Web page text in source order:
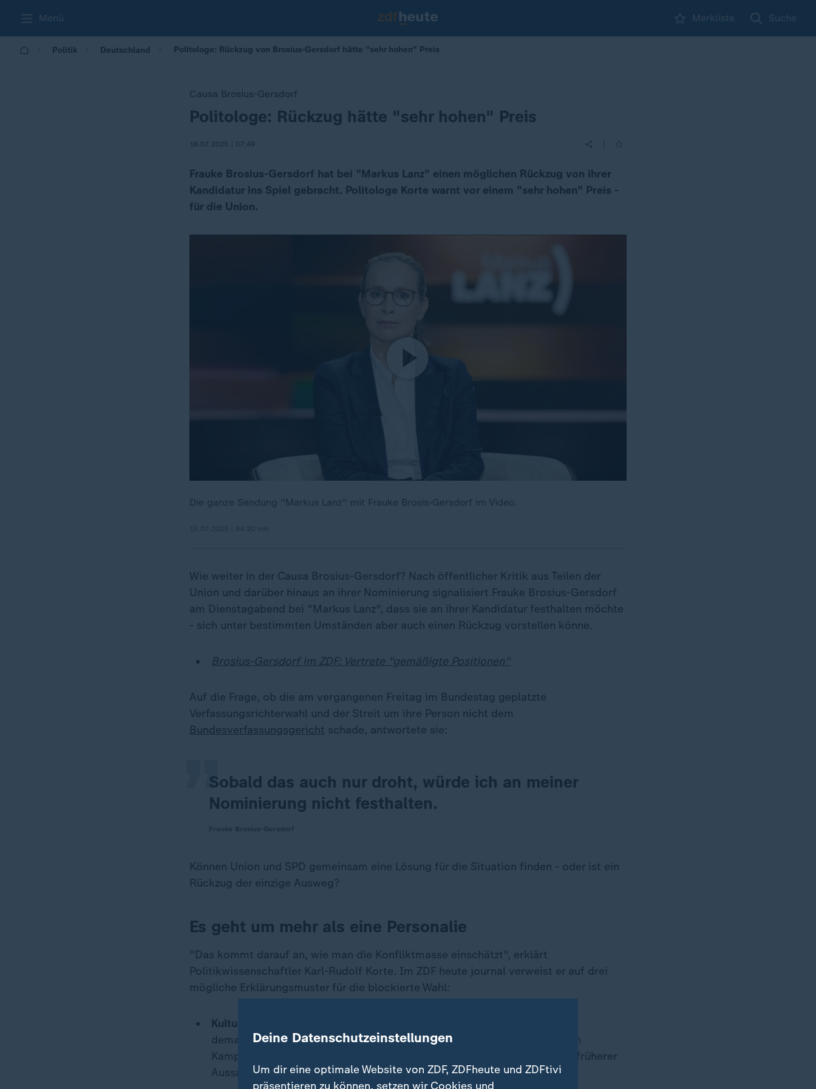
Menü Merkliste Suche
Politik Deutschland Politologe: Rückzug von Brosius-Gersdorf hätte "sehr hohen" Preis
Causa Brosius-Gersdorf
:Politologe: Rückzug hätte "sehr hohen" Preis
16.07.2025 | 07:49
Frauke Brosius-Gersdorf hat bei "Markus Lanz" einen möglichen Rückzug von ihrer
Kandidatur ins Spiel gebracht. Politologe Korte warnt vor einem "sehr hohen" Preis -
für die Union.
Die ganze Sendung "Markus Lanz" mit Frauke Brosis-Gersdorf im Video.
Wie weiter in der Causa Brosius-Gersdorf? Nach öffentlicher Kritik aus Teilen der
Union und darüber hinaus an ihrer Nominierung signalisiert Frauke Brosius-Gersdorf
am Dienstagabend bei "Markus Lanz", dass sie an ihrer Kandidatur festhalten möchte
- sich unter bestimmten Umständen aber auch einen Rückzug vorstellen könne.
Brosius-Gersdorf im ZDF: Vertrete "gemäßigte Positionen"
Auf die Frage, ob die am vergangenen Freitag im Bundestag geplatzte
Verfassungsrichterwahl und der Streit um ihre Person nicht dem
Bundesverfassungsgericht schade, antwortete sie:
Sobald das auch nur droht, würde ich an meiner
Nominierung nicht festhalten.
„
Können Union und SPD gemeinsam eine Lösung für die Situation finden - oder ist ein
Rückzug der einzige Ausweg?
Es geht um mehr als eine Personalie
"Das kommt darauf an, wie man die Konfliktmasse einschätzt", erklärt
Politikwissenschaftler Karl-Rudolf Korte. Im ZDF heute journal verweist er auf drei
mögliche Erklärungsmuster für die blockierte Wahl:
Kulturkampf-Narrativ:
demagogische Informationen reingefallen". Gemeint sind unter anderem
Kampagnen in sozialen Medien, in denen Brosius-Gersdorf etwa wegen früherer
Aussagen angegriffen wurde.
Deine Datenschutzeinstellungen
Um dir eine optimale Website von ZDF, ZDFheute und ZDFtivi
präsentieren zu können, setzen wir Cookies und